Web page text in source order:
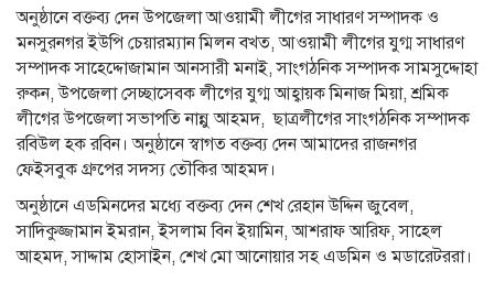
অনুষ্ঠানে বক্তব্য দেন উপজেলা আওয়ামী লীগের সাধারণ সম্পাদক ও
মনসুরনগর ইউপি চেয়ারম্যান মিলন বখত, আওয়ামী লীগের যুগ্ম সাধারণ
সম্পাদক সাহেদ্দোজামান আনসারী মনাই, সাংগঠনিক সম্পাদক সামসুদ্দোহা
রুকন, উপজেলা সেচ্ছাসেবক লীগের যুগ্ম আহ্বায়ক মিনাজ মিয়া, শ্রমিক
লীগের উপজেলা সভাপতি নান্নু আহমদ, ছাত্রলীগের সাংগঠনিক সম্পাদক
রবিউল হক রবিন। অনুষ্ঠানে স্বাগত বক্তব্য দেন আমাদের রাজনগর
ফেইসবুক গ্রুপের সদস্য তৌকির আহমদ।
অনুষ্ঠানে এডমিনদের মধ্যে বক্তব্য দেন শেখ রেহান উদ্দিন জুবেল,
সাদিকুজ্জামান ইমরান, ইসলাম বিন ইয়ামিন, আশরাফ আরিফ, সাহেল
আহমদ, সাদ্দাম হোসাইন, শেখ মো আনোয়ার সহ এডমিন ও মডারেটররা।